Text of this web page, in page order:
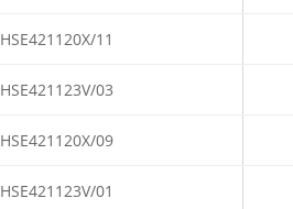
HSE421120X/11
HSE421123V/03
HSE421120X/09
HSE421123V/01